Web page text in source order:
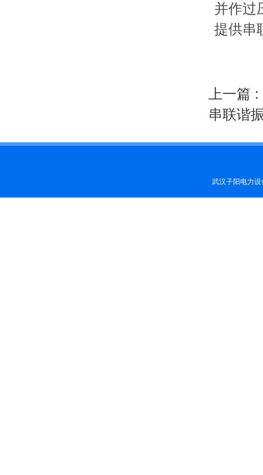
并作过
提供串
上一篇 :
串联谐
武汉子阳电力